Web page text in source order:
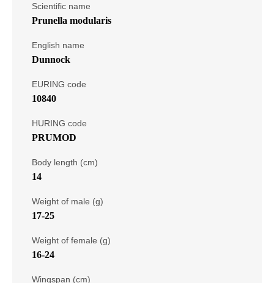
Scientific name
Prunella modularis
English name
Dunnock
EURING code
10840
HURING code
PRUMOD
Body length (cm)
14
Weight of male (g)
17-25
Weight of female (g)
16-24
Wingspan (cm)